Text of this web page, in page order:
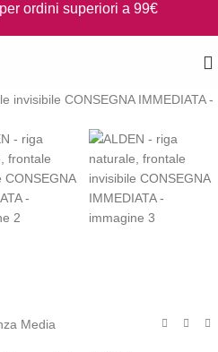
ordini superiori a 99€
Media